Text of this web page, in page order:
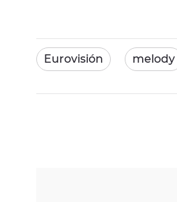
Eurovisión melody